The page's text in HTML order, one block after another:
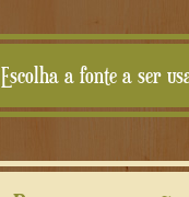
Escolha a fonte a ser